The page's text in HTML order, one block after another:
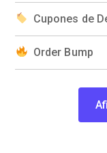
Cupones de
Order Bump